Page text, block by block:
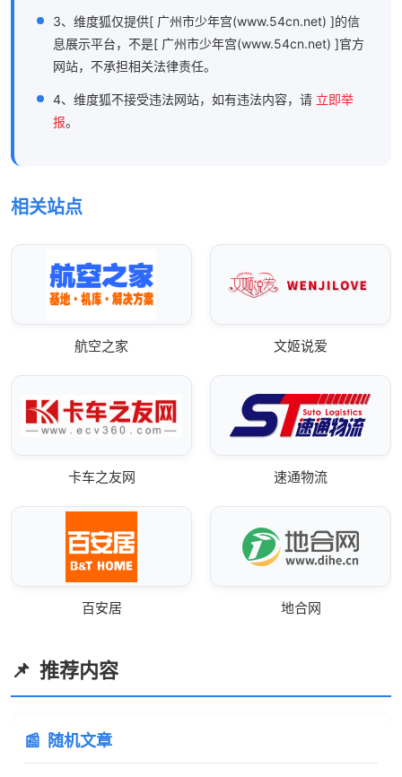
3、维度狐仅提供[ 广州市少年宫(www.54cn.net) ]的信
息展示平台，不是[ 广州市少年宫(www.54cn.net) ]官方
网站，不承担相关法律责任。
4、维度狐不接受违法网站，如有违法内容，请 立即举
报。
相关站点
航空之家 文姬说爱
卡车之友网 速通物流
百安居 地合网
推荐内容
随机文章